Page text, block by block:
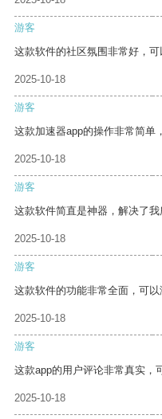
游客
这款软件的社区氛围非常好，可
2025-10-18
游客
这款加速器app的操作非常简单
2025-10-18
游客
这款软件简直是神器，解决了我
2025-10-18
游客
这款软件的功能非常全面，可以
2025-10-18
游客
这款app的用户评论非常真实，
2025-10-18